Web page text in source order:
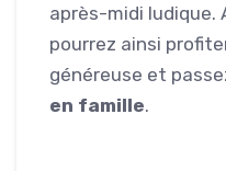
après-midi ludique.
pourrez ainsi
généreuse et
en famille.